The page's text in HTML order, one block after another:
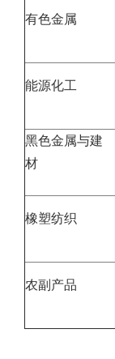
有色金属
能源化工
黑色金属与建
材
橡塑纺织
农副产品